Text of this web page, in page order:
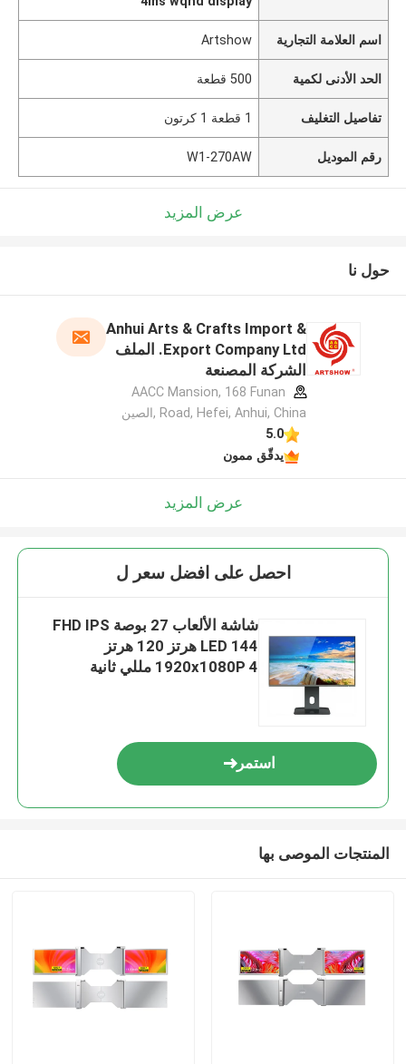
اسم العلامة التجارية Artshow
الحد الأدنى لكمية 500 قطعة
تفاصيل التغليف 1 قطعة 1 كرتون
رقم الموديل W1-270AW
عرض المزيد
حول نا
Anhui Arts & Crafts Import &
Export Company Ltd. الملف
الشركة المصنعة
AACC Mansion, 168 Funan
Road, Hefei, Anhui, China ,الصين
5.0
يدقّق ممون
عرض المزيد
احصل على افضل سعر ل
شاشة الألعاب 27 بوصة FHD IPS
LED 144 هرتز 120 هرتز
1920x1080P 4 مللي ثانية
استمر
المنتجات الموصى بها